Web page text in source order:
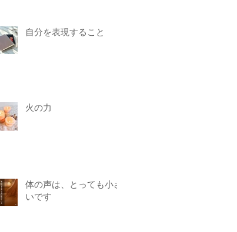
自分を表現すること
火の力
体の声は、とっても小さ
いです